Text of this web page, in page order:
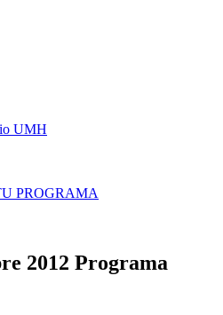
UMH
PROGRAMA
2012 Programa